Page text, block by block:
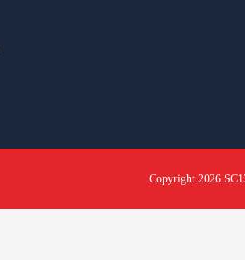
Copyright 2026